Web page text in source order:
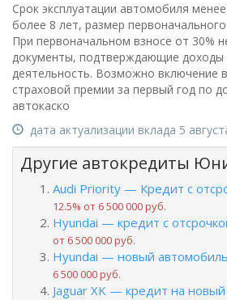
Срок эксплуатации автомобиля
более 8 лет, размер
При первоначальном взносе от 30%
документы, подтверждающие доходы
деятельность. Возможно включение
страховой премии за первый год по
автокаско
дата актуализации вклада 5
Другие автокредиты
Audi Priority — Кредит с
12.5% от 6 500 000 руб.
Hyundai — кредит с
от 6 500 000 руб.
Hyundai — новый автомобиль
6 500 000 руб.
Jaguar XK — кредит на